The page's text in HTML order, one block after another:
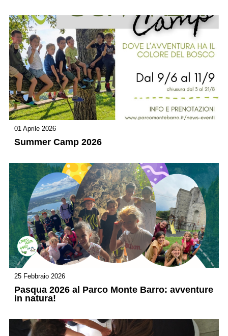
01 Aprile 2026
Summer Camp 2026
25 Febbraio 2026
Pasqua 2026 al Parco Monte Barro: avventure
in natura!